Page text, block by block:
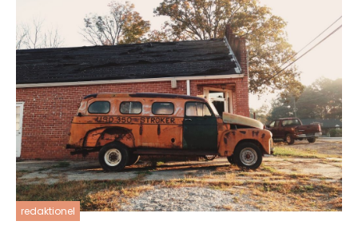
redaktionel